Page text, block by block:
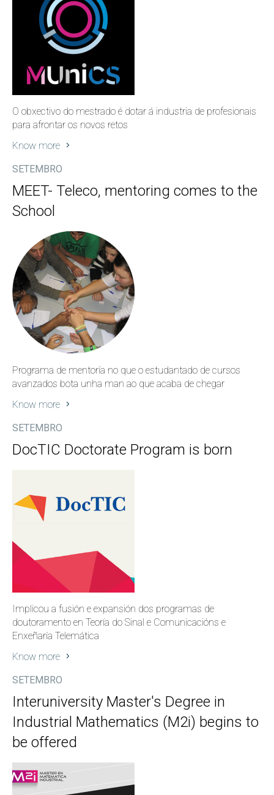
O obxectivo do mestrado é dotar á industria de profesionais
para afrontar os novos retos
Know more
SETEMBRO
MEET- Teleco, mentoring comes to the
School
Programa de mentoría no que o estudantado de cursos
avanzados bota unha man ao que acaba de chegar
Know more
SETEMBRO
DocTIC Doctorate Program is born
Implicou a fusión e expansión dos programas de
doutoramento en Teoría do Sinal e Comunicacións e
Enxeñaría Telemática
Know more
SETEMBRO
Interuniversity Master's Degree in
Industrial Mathematics (M2i) begins to
be offered